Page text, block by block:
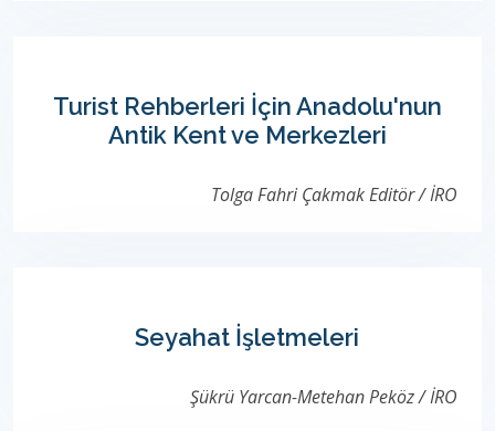
Turist Rehberleri İçin Anadolu'nun
Antik Kent ve Merkezleri
Tolga Fahri Çakmak Editör / İRO
Seyahat İşletmeleri
Şükrü Yarcan-Metehan Peköz / İRO